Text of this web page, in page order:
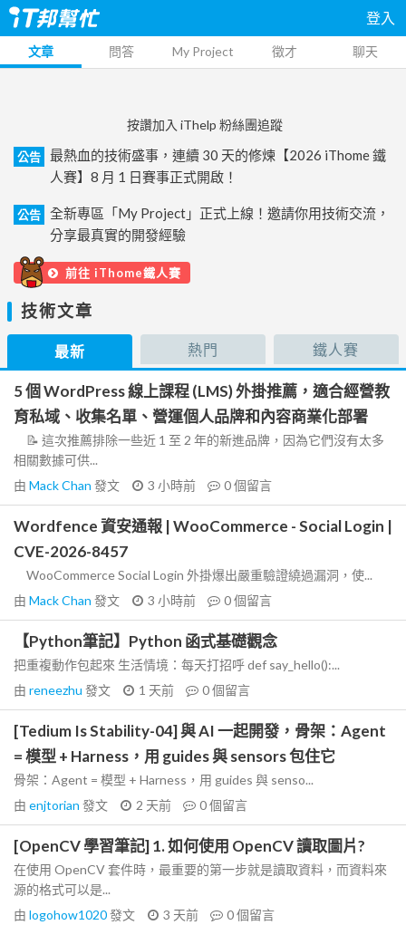
登入
文章 問答 My Project 徵才 聊天
按讚加入 iThelp 粉絲團追蹤
公告
最熱血的技術盛事，連續 30 天的修煉【2026 iThome 鐵
人賽】8 月 1 日賽事正式開啟！
公告
全新專區「My Project」正式上線！邀請你用技術交流，
分享最真實的開發經驗
前往 iThome鐵人賽
技術文章
最新 熱門 鐵人賽
5 個 WordPress 線上課程 (LMS) 外掛推薦，適合經營教
育私域、收集名單、營運個人品牌和內容商業化部署
📝 這次推薦排除一些近 1 至 2 年的新進品牌，因為它們沒有太多
相關數據可供...
由 Mack Chan 發文 3 小時前 0個留言
Wordfence 資安通報 | WooCommerce - Social Login |
CVE-2026-8457
WooCommerce Social Login 外掛爆出嚴重驗證繞過漏洞，使...
由 Mack Chan 發文 3 小時前 0個留言
【Python筆記】Python 函式基礎觀念
把重複動作包起來 生活情境：每天打招呼 def say_hello():...
由 reneezhu 發文 1 天前 0個留言
[Tedium Is Stability-04] 與 AI 一起開發，骨架：Agent
= 模型 + Harness，用 guides 與 sensors 包住它
骨架：Agent = 模型 + Harness，用 guides 與 senso...
由 enjtorian 發文 2 天前 0個留言
[OpenCV 學習筆記] 1. 如何使用 OpenCV 讀取圖片?
在使用 OpenCV 套件時，最重要的第一步就是讀取資料，而資料來
源的格式可以是...
由 logohow1020發文 3 天前 0個留言